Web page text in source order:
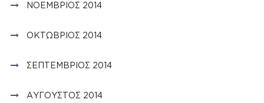
ΝΟΈΜΒΡΙΟΣ 2014
ΟΚΤΏΒΡΙΟΣ 2014
ΣΕΠΤΈΜΒΡΙΟΣ 2014
ΑΎΓΟΥΣΤΟΣ 2014